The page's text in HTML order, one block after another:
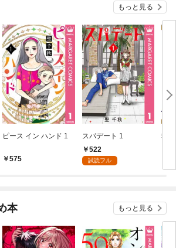
もっと見る
ピース イン ハンド 1
575
スパデート 1
522
試読フル
56
本 もっと見る